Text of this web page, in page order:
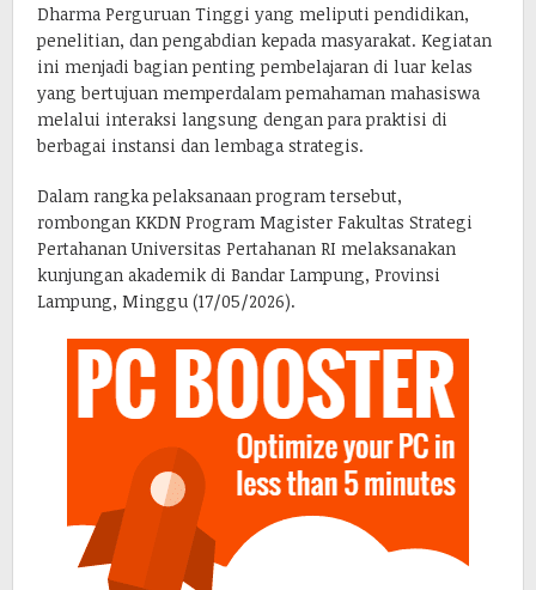
Dharma Perguruan Tinggi yang meliputi pendidikan,
penelitian, dan pengabdian kepada masyarakat. Kegiatan
ini menjadi bagian penting pembelajaran di luar kelas
yang bertujuan memperdalam pemahaman mahasiswa
melalui interaksi langsung dengan para praktisi di
berbagai instansi dan lembaga strategis.
Dalam rangka pelaksanaan program tersebut,
rombongan KKDN Program Magister Fakultas Strategi
Pertahanan Universitas Pertahanan RI melaksanakan
kunjungan akademik di Bandar Lampung, Provinsi
Lampung, Minggu (17/05/2026).